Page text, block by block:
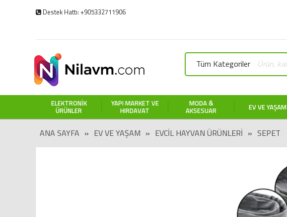
Destek Hattı: +905332711906
Tüm Kategoriler
ELEKTRONIK
ÜRÜNLER
YAPI MARKET VE
HIRDAVAT
MODA &
AKSESUAR EV VE YAŞAM
ANA SAYFA » EV VE YAŞAM » EVCIL HAYVAN ÜRÜNLERI » SEPET